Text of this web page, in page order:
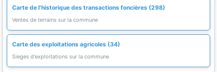
Carte de l'historique des transactions foncières (298)
Ventes de terrains sur la commune
Carte des exploitations agricoles (34)
Sieges d'exploitations sur la commune